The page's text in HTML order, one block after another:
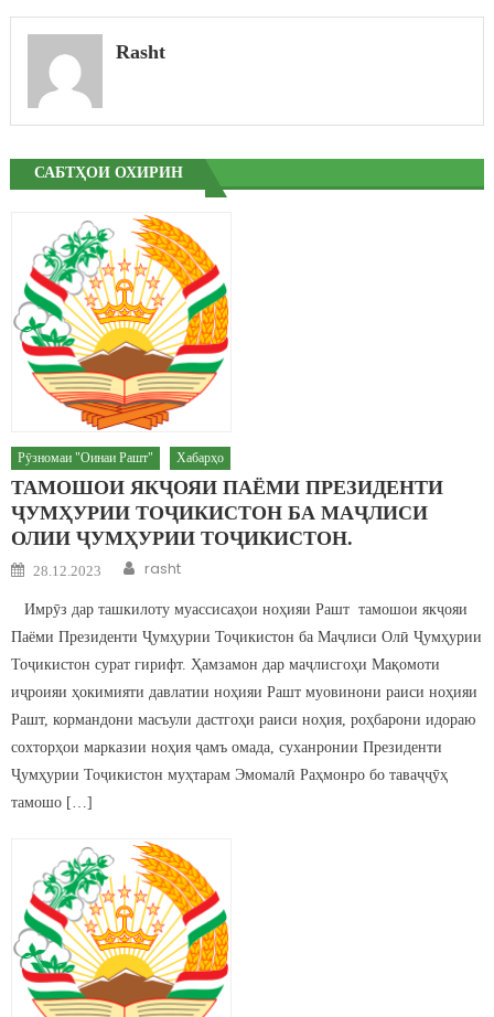
Rasht
САБТҲОИ ОХИРИН
Рӯзномаи "Оинаи Рашт" Хабарҳо
ТАМОШОИ ЯКҶОЯИ ПАЁМИ ПРЕЗИДЕНТИ
ҶУМҲУРИИ ТОҶИКИСТОН БА МАҶЛИСИ
ОЛИИ ҶУМҲУРИИ ТОҶИКИСТОН.
Posted on
28.12.2023 Author
rasht
Имрӯз дар ташкилоту муассисаҳои ноҳияи Рашт тамошои якҷояи
Паёми Президенти Ҷумҳурии Тоҷикистон ба Маҷлиси Олӣ Ҷумҳурии
Тоҷикистон сурат гирифт. Ҳамзамон дар маҷлисгоҳи Мақомоти
иҷроияи ҳокимияти давлатии ноҳияи Рашт муовинони раиси ноҳияи
Рашт, кормандони масъули дастгоҳи раиси ноҳия, роҳбарони идораю
сохторҳои марказии ноҳия ҷамъ омада, суханронии Президенти
Ҷумҳурии Тоҷикистон муҳтарам Эмомалӣ Раҳмонро бо таваҷҷӯҳ
тамошо […]